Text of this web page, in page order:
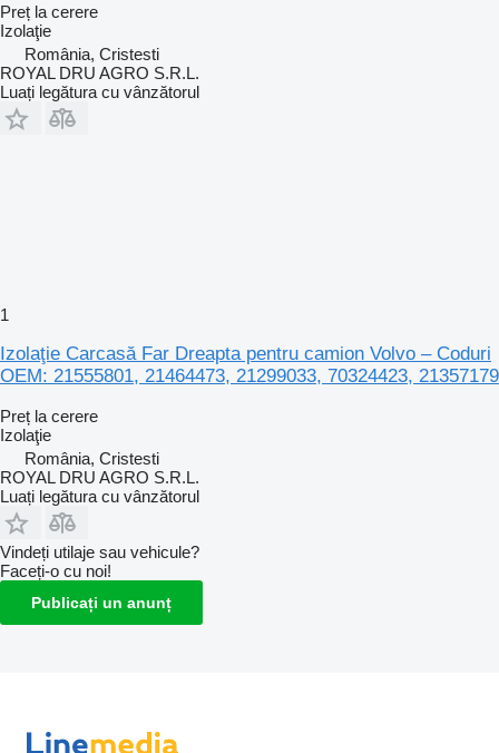
Preț la cerere
Izolaţie
România, Cristesti
ROYAL DRU AGRO S.R.L.
Luați legătura cu vânzătorul
1
Izolaţie Carcasă Far Dreapta pentru camion Volvo – Coduri
OEM: 21555801, 21464473, 21299033, 70324423, 21357179
Preț la cerere
Izolaţie
România, Cristesti
ROYAL DRU AGRO S.R.L.
Luați legătura cu vânzătorul
Vindeți utilaje sau vehicule?
Faceți-o cu noi!
Publicați un anunț